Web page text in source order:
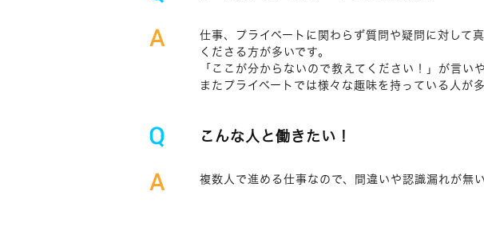
仕事、プライベートに関わらず質問や疑問に対して
くださる方が多いです。
「ここが分からないので教えてください！」が言い
またプライベートでは様々な趣味を持っている人が
こんな人と働きたい！
複数人で進める仕事なので、間違いや認識漏れが無